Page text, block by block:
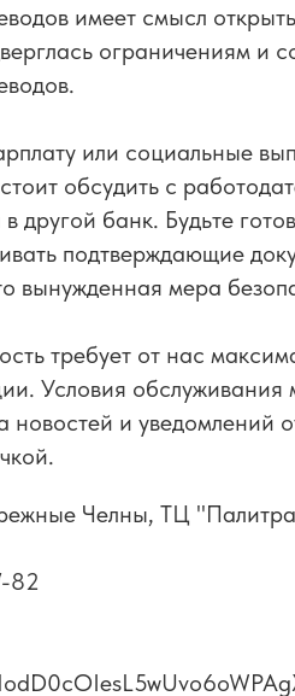
имеет смысл
ограничениям и
или социальные
обсудить с
другой банк. Будьте
подтверждающие
вынужденная мера
требует от нас
Условия обслуживания
новостей и уведомлений
Челны, ТЦ
82